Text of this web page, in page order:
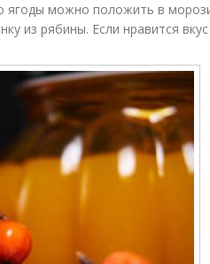
ягоды можно положить в
из рябины. Если нравится